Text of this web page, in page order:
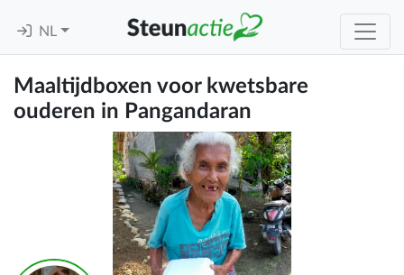
NL
Maaltijdboxen voor kwetsbare
ouderen in Pangandaran